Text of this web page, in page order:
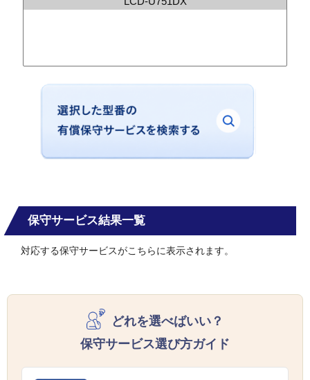
保守サービス結果一覧
対応する保守サービスがこちらに表示されます。
どれを選べばいい？
保守サービス選び方ガイド